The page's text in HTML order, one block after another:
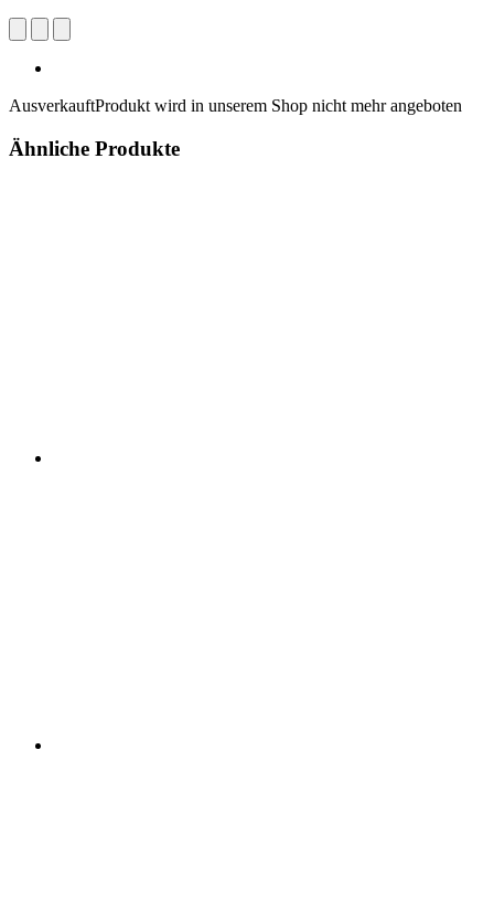
AusverkauftProdukt wird in unserem Shop nicht mehr angeboten
Ähnliche Produkte